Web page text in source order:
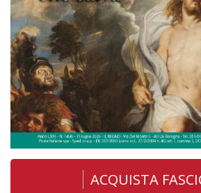
ACQUISTA